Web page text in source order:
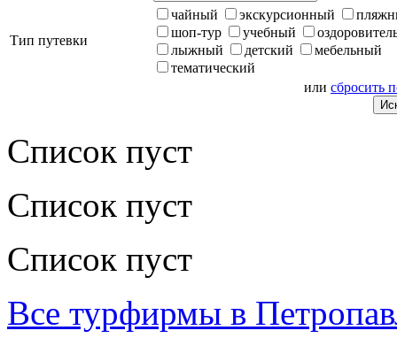
Тип путевки
чайный экскурсионный
шоп-тур
учебный
лыжный
детский
мебельный
тематический
или сбросить
Список пуст
Список пуст
Список пуст
Все турфирмы в